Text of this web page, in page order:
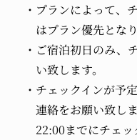
プランによって、
はプラン優先となり
ご宿泊初日のみ、
い致します。
チェックインが予
連絡をお願い致しま
22:00までにチェ